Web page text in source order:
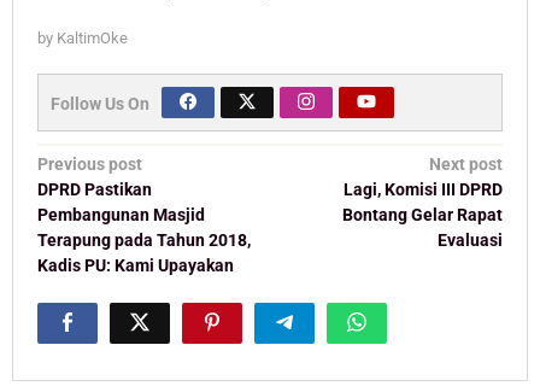
by KaltimOke
Follow Us On
Post
navigation
Previous post
DPRD Pastikan
Pembangunan Masjid
Terapung pada Tahun 2018,
Kadis PU: Kami Upayakan
Next post
Lagi, Komisi III DPRD
Bontang Gelar Rapat
Evaluasi